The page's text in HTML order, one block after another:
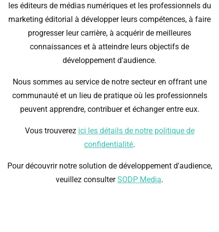
les éditeurs de médias numériques et les professionnels du
marketing éditorial à développer leurs compétences, à faire
progresser leur carrière, à acquérir de meilleures
connaissances et à atteindre leurs objectifs de
développement d'audience.
Nous sommes au service de notre secteur en offrant une
communauté et un lieu de pratique où les professionnels
peuvent apprendre, contribuer et échanger entre eux.
Vous trouverez ici les détails de notre politique de
confidentialité.
Pour découvrir notre solution de développement d'audience,
veuillez consulterSODP Media.